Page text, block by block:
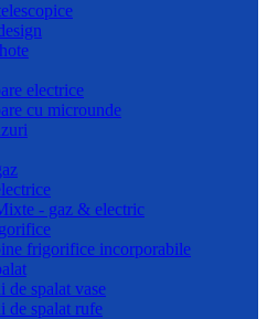
electrice
cu microunde
- gaz & electric
frigorifice incorporabile
de spalat vase
de spalat rufe